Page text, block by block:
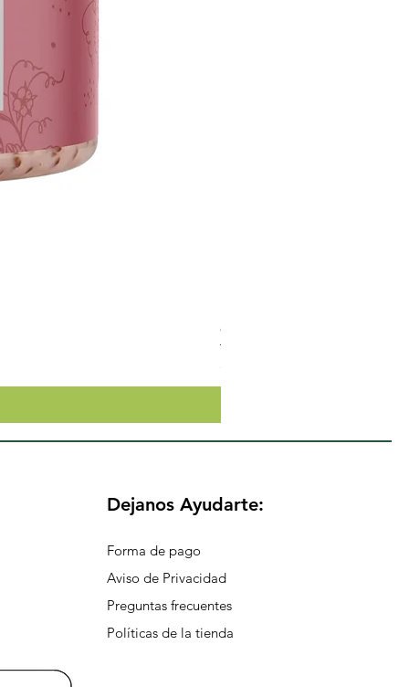
Crema Neutra Con FPS 30
$174.65
Dejanos Ayudarte:
Forma de pago
Aviso de Privacidad
Preguntas frecuentes
Políticas de la tienda